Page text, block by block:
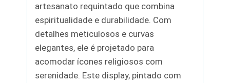
artesanato requintado que combina
espiritualidade e durabilidade. Com
detalhes meticulosos e curvas
elegantes, ele é projetado para
acomodar ícones religiosos com
serenidade. Este display, pintado com